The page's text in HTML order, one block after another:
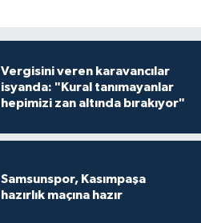
Vergisini veren karavancılar
isyanda: "Kural tanımayanlar
hepimizi zan altında bırakıyor"
Samsunspor, Kasımpaşa
hazırlık maçına hazır